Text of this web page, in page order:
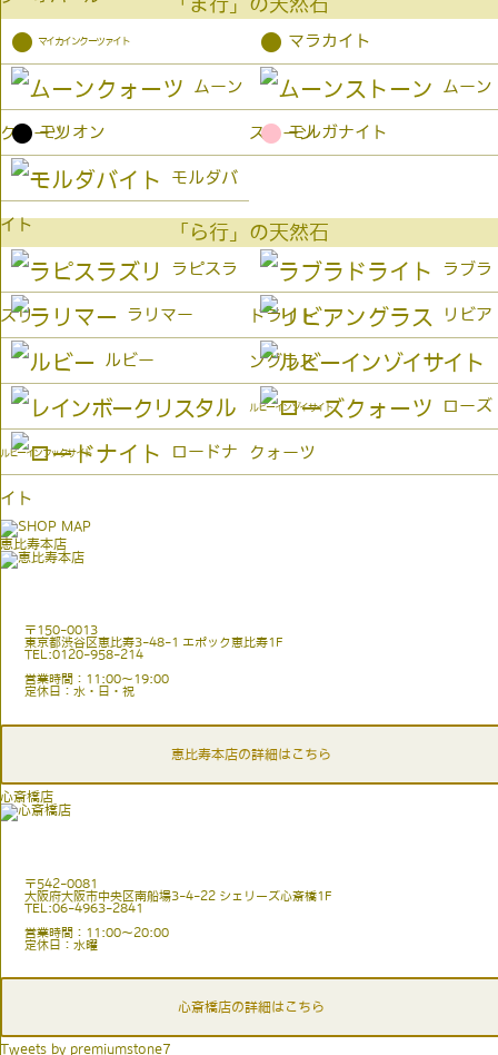
「ま行」の天然石
● マイカインクーツァイト ● マラカイト
ムーン
クォーツ
ムーン
ストーン
● モリオン ● モルガナイト
モルダバ
イト 「ら行」の天然石
ラピスラ
ズリ
ラブラ
ドライト
ラリマー リビア
ングラス
ルビー
ルビーインゾイサイト
ルビーインフックサイト
ローズ
クォーツ
ロードナ
イト
恵比寿本店
〒150-0013
東京都渋谷区恵比寿3-48-1 エポック恵比寿1F
TEL:0120-958-214
営業時間：11:00〜19:00
定休日：水・日・祝
恵比寿本店の詳細はこちら
心斎橋店
〒542-0081
大阪府大阪市中央区南船場3-4-22 シェリーズ心斎橋1F
TEL:06-4963-2841
営業時間：11:00〜20:00
定休日：水曜
心斎橋店の詳細はこちら
Tweets by premiumstone7